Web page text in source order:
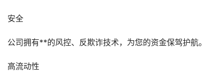
安全
公司拥有**的风控、反欺诈技术，为您的资金保驾护航。
高流动性